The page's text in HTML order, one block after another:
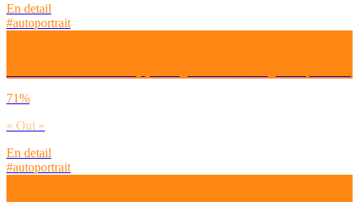
En detail
#autoportrait
71%
« Oui »
En detail
#autoportrait